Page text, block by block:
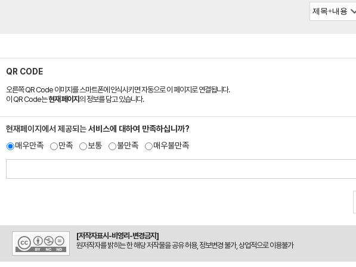
QR CODE
오른쪽 QR Code 이미지를 스마트폰에 인식시키면 자동으로 이 페이지로 연결됩니다.
이 QR Code는현재 페이지의 정보를 담고 있습니다.
현재페이지에서 제공되는서비스에 대하여 만족하십니까?
매우만족
만족 보통 불만족 매우불만족
[저작자표시-비영리-변경금지]
원저작자를 밝히는 한 해당 저작물을 공유 허용, 정보변경 불가, 상업적으로 이용불가